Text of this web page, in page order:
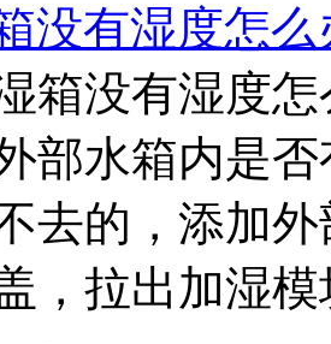
没有湿度怎么
箱没有湿度
部水箱内是
去的，添加
，拉出加湿